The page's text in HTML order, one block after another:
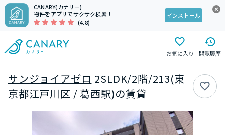
CANARY(カナリー)
物件をアプリでサクサク検索！
(4.8)
インストール
お気に入り 閲覧履歴
サンジョイアゼロ 2SLDK/2階/213(東
京都江戸川区 / 葛西駅)の賃貸